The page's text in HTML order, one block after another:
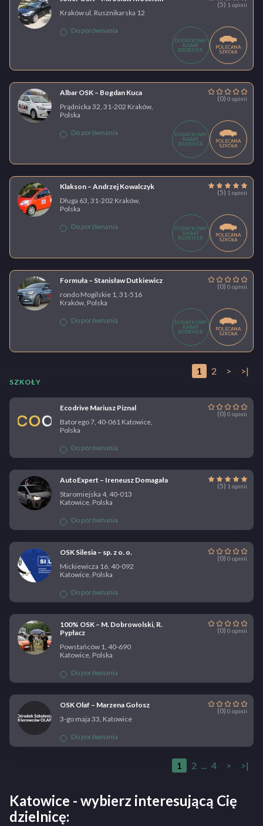
(5) 1 opinii
Kraków ul. Rusznikarska 12
Do porównania
DODATKOWY
RABAT
BEDRIVER
POLECANA
SZKOŁA
Albar OSK – Bogdan Kuca
(0) 0 opinii
Prądnicka 32, 31-202 Kraków,
Polska
Do porównania
DODATKOWY
RABAT
BEDRIVER
POLECANA
SZKOŁA
Klakson – Andrzej Kowalczyk
(5) 1 opinii
Długa 63, 31-202 Kraków,
Polska
Do porównania
DODATKOWY
RABAT
BEDRIVER
POLECANA
SZKOŁA
Formuła – Stanisław Dutkiewicz
(0) 0 opinii
rondo Mogilskie 1, 31-516
Kraków, Polska
Do porównania
DODATKOWY
RABAT
BEDRIVER
POLECANA
SZKOŁA
1 2 > >|
SZKOŁY
Ecodrive Mariusz Piznal
(0) 0 opinii
Batorego 7, 40-061 Katowice,
Polska
Do porównania
AutoExpert – Ireneusz Domagała
(5) 1 opinii
Staromiejska 4, 40-013
Katowice, Polska
Do porównania
OSK Silesia – sp. z o. o.
(0) 0 opinii
Mickiewicza 16, 40-092
Katowice, Polska
Do porównania
100% OSK – M. Dobrowolski, R.
Pypłacz
(0) 0 opinii
Powstańców 1, 40-690
Katowice, Polska
Do porównania
OSK Olaf – Marzena Gołosz
(0) 0 opinii
3-go maja 33, Katowice
Do porównania
1 2 4 > >|
Katowice - wybierz interesującą Cię
dzielnicę: